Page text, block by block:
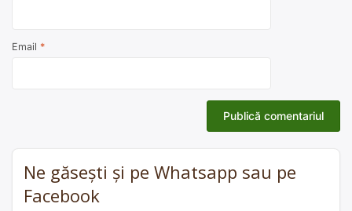
Email *
Ne găsești și pe Whatsapp sau pe
Facebook